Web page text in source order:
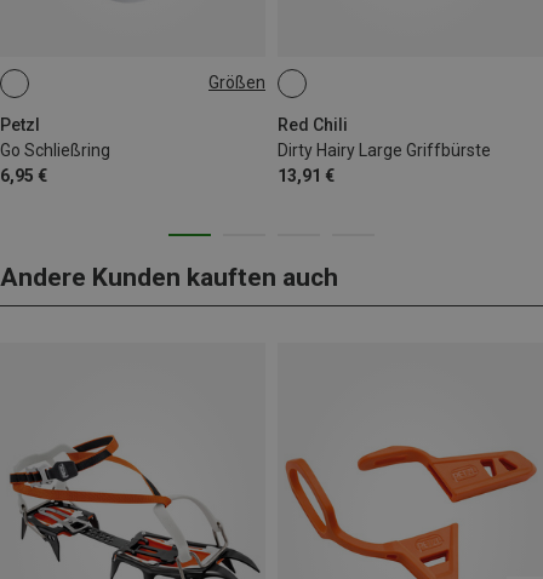
Größen
Petzl
Go Schließring
6,95 €
8MM
Red Chili
Dirty Hairy Large Griffbürste
13,91 €
Andere Kunden kauften auch